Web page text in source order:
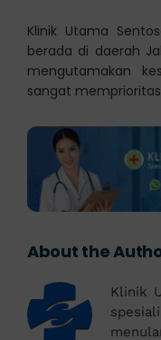
Klinik Utama
berada di daerah
mengutamakan
sangat
About the
Klinik